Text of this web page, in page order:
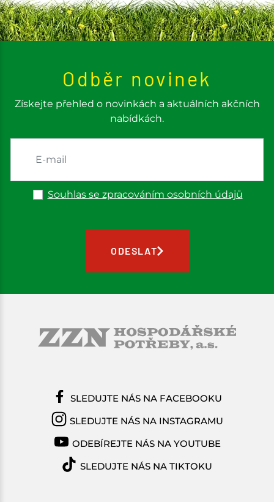
Odběr novinek
Získejte přehled o novinkách a aktuálních akčních
nabídkách.
Souhlas se zpracováním osobních údajů
ODESLAT
SLEDUJTE NÁS NA FACEBOOKU
SLEDUJTE NÁS NA INSTAGRAMU
ODEBÍREJTE NÁS NA YOUTUBE
SLEDUJTE NÁS NA TIKTOKU